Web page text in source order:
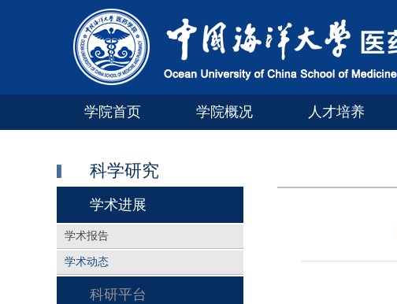
学院首页 学院概况 人才培养
科学研究
学术进展
学术报告
学术动态
科研平台